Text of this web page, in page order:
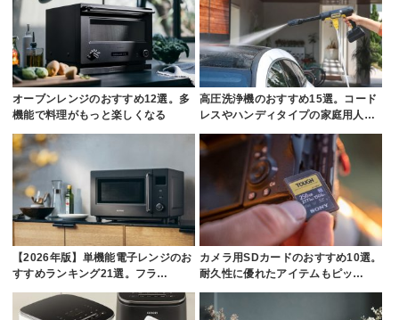
オーブンレンジのおすすめ12選。多
機能で料理がもっと楽しくなる
高圧洗浄機のおすすめ15選。コード
レスやハンディタイプの家庭用人…
【2026年版】単機能電子レンジのお
すすめランキング21選。フラ…
カメラ用SDカードのおすすめ10選。
耐久性に優れたアイテムもピッ…